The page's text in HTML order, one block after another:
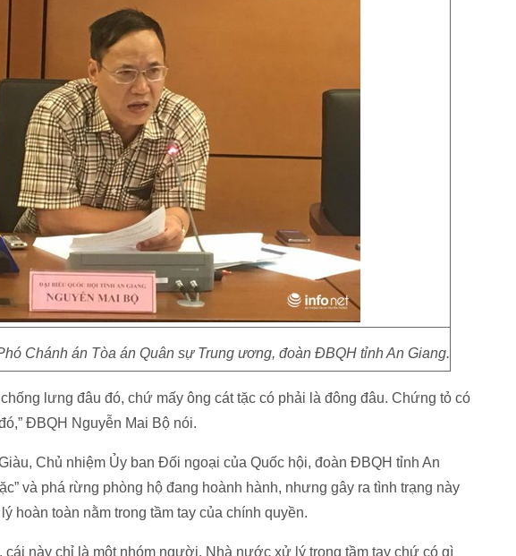
Chánh án Tòa án Quân sự Trung ương, đoàn ĐBQH tỉnh An Giang.
lưng đâu đó, chứ mấy ông cát tặc có phải là đông đâu. Chứng tỏ có
ĐBQH Nguyễn Mai Bộ nói.
Chủ nhiệm Ủy ban Đối ngoại của Quốc hội, đoàn ĐBQH tỉnh An
và phá rừng phòng hộ đang hoành hành, nhưng gây ra tình trạng này
hoàn toàn nằm trong tầm tay của chính quyền.
cái này chỉ là một nhóm người. Nhà nước xử lý trong tầm tay chứ có gì